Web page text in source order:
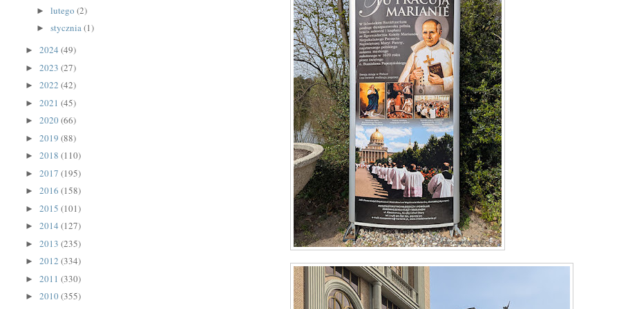
►lutego(2)
►stycznia(1)
►2024(49)
►2023(27)
►2022(42)
►2021(45)
►2020(66)
►2019(88)
►2018(110)
►2017(195)
►2016(158)
►2015(101)
►2014(127)
►2013(235)
►2012(334)
►2011(330)
►2010(355)